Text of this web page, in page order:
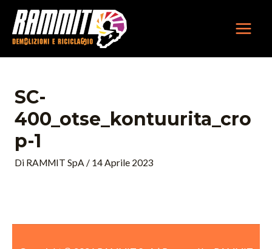
contenuto
SC-
400_otse_kontuurita_cro
P-1
Di RAMMIT SpA / 14 Aprile 2023